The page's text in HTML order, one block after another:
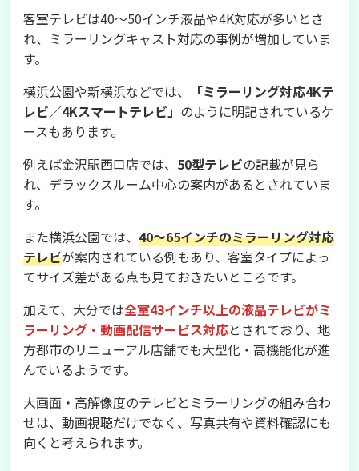
客室テレビは40〜50インチ液晶や4K対応が多いとさ
れ、ミラーリングキャスト対応の事例が増加していま
す。
横浜公園や新横浜などでは、
「ミラーリング対応4Kテ
レビ／4Kスマートテレビ」 のように明記されているケ
ースもあります。
例えば金沢駅西口店では、 50型テレビの記載が見ら
れ、デラックスルーム中心の案内があるとされていま
す。
また横浜公園では、 40〜65インチのミラーリング対応
テレビが案内されている例もあり、客室タイプによっ
てサイズ差がある点も見ておきたいところです。
加えて、大分では全室43インチ以上の液晶テレビがミ
ラーリング・動画配信サービス対応とされており、地
方都市のリニューアル店舗でも大型化・高機能化が進
んでいるようです。
大画面・高解像度のテレビとミラーリングの組み合わ
せは、動画視聴だけでなく、写真共有や資料確認にも
向くと考えられます。